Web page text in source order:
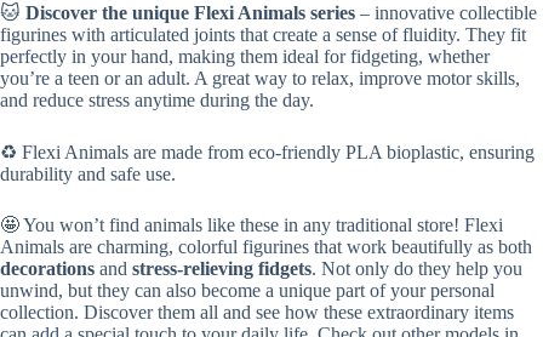
🐱 Discover the unique Flexi Animals series – innovative collectible
figurines with articulated joints that create a sense of fluidity. They fit
perfectly in your hand, making them ideal for fidgeting, whether
you’re a teen or an adult. A great way to relax, improve motor skills,
and reduce stress anytime during the day.
♻️ Flexi Animals are made from eco-friendly PLA bioplastic, ensuring
durability and safe use.
🤩 You won’t find animals like these in any traditional store! Flexi
Animals are charming, colorful figurines that work beautifully as both
decorations and stress-relieving fidgets. Not only do they help you
unwind, but they can also become a unique part of your personal
collection. Discover them all and see how these extraordinary items